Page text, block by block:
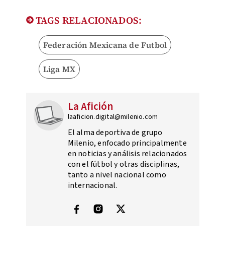
TAGS RELACIONADOS:
Federación Mexicana de Futbol
Liga MX
La Afición
laaficion.digital@milenio.com
El alma deportiva de grupo
Milenio, enfocado principalmente
en noticias y análisis relacionados
con el fútbol y otras disciplinas,
tanto a nivel nacional como
internacional.